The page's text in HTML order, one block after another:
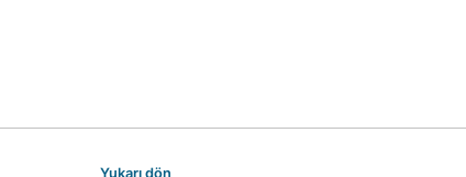
Yukarı dön